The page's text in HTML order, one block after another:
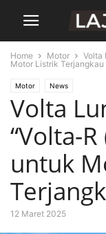
Home Motor
Volta
Motor Listrik Terjangkau
Motor News
Volta
“Volta-
untuk
12 Maret 2025